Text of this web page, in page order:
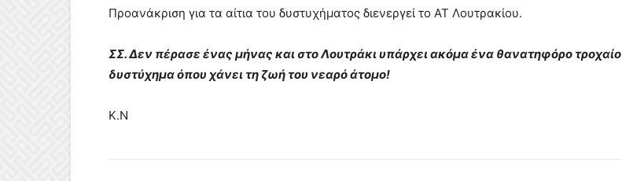
Προανάκριση για τα αίτια του δυστυχήματος διενεργεί το ΑΤ Λουτρακίου.
ΣΣ. Δεν πέρασε ένας μήνας και στο Λουτράκι υπάρχει ακόμα ένα θανατηφόρο τροχαίο
δυστύχημα όπου χάνει τη ζωή του νεαρό άτομο!
Κ.Ν